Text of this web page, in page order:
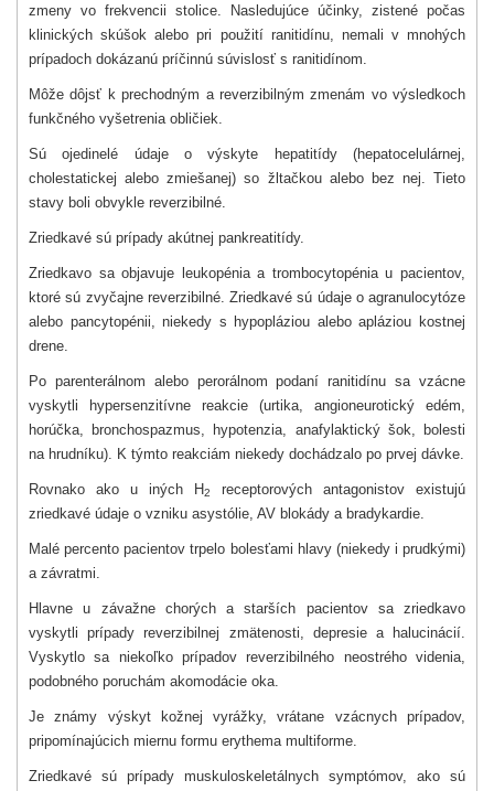
zmeny vo frekvencii stolice. Nasledujúce účinky, zistené počas
klinických skúšok alebo pri použití ranitidínu, nemali v mnohých
prípadoch dokázanú príčinnú súvislosť s ranitidínom.
Môže dôjsť k prechodným a reverzibilným zmenám vo výsledkoch
funkčného vyšetrenia obličiek.
Sú ojedinelé údaje o výskyte hepatitídy (hepatocelulárnej,
cholestatickej alebo zmiešanej) so žltačkou alebo bez nej. Tieto
stavy boli obvykle reverzibilné.
Zriedkavé sú prípady akútnej pankreatitídy.
Zriedkavo sa objavuje leukopénia a trombocytopénia u pacientov,
ktoré sú zvyčajne reverzibilné. Zriedkavé sú údaje o agranulocytóze
alebo pancytopénii, niekedy s hypopláziou alebo apláziou kostnej
drene.
Po parenterálnom alebo perorálnom podaní ranitidínu sa vzácne
vyskytli hypersenzitívne reakcie (urtika, angioneurotický edém,
horúčka, bronchospazmus, hypotenzia, anafylaktický šok, bolesti
na hrudníku). K týmto reakciám niekedy dochádzalo po prvej dávke.
Rovnako ako u iných H2
receptorových antagonistov existujú
zriedkavé údaje o vzniku asystólie, AV blokády a bradykardie.
Malé percento pacientov trpelo bolesťami hlavy (niekedy i prudkými)
a závratmi.
Hlavne u závažne chorých a starších pacientov sa zriedkavo
vyskytli prípady reverzibilnej zmätenosti, depresie a halucinácií.
Vyskytlo sa niekoľko prípadov reverzibilného neostrého videnia,
podobného poruchám akomodácie oka.
Je známy výskyt kožnej vyrážky, vrátane vzácnych prípadov,
pripomínajúcich miernu formu erythema multiforme.
Zriedkavé sú prípady muskuloskeletálnych symptómov, ako sú